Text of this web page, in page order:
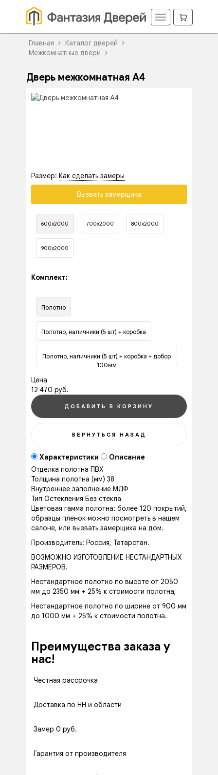
Главная
Каталог дверей
Межкомнатные двери
Дверь межкомнатная A4
Размер: Как сделать замеры
Вызвать замерщика
600х2000 700х2000 800х2000
900х2000
Комплект:
Полотно
Полотно, наличники (5 шт) + коробка
Полотно, наличники (5 шт) + коробка + добор
100мм
Цена
12 470 руб.
Характеристики
Описание
Отделка полотна ПВХ
Толщина полотна (мм) 38
Внутреннее заполнение МДФ
Тип Остекления Без стекла
Цветовая гамма полотна: более 120 покрытий,
образцы пленок можно посмотреть в нашем
салоне, или вызвать замерщика на дом.
Производитель: Россия, Татарстан.
ВОЗМОЖНО ИЗГОТОВЛЕНИЕ НЕСТАНДАРТНЫХ
РАЗМЕРОВ.
Нестандартное полотно по высоте от 2050
мм до 2350 мм + 25% к стоимости полотна;
Нестандартное полотно по ширине от 900 мм
до 1000 мм + 25% к стоимости полотна.
Преимущества заказа у
нас!
Честная рассрочка
Доставка по НН и области
Замер 0 руб.
Гарантия от производителя